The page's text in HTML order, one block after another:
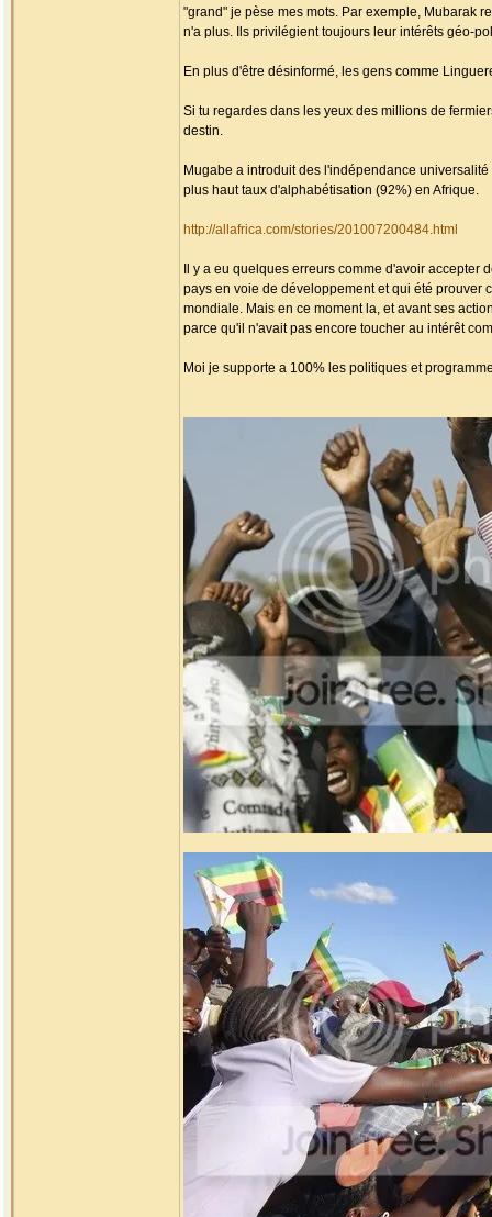
"grand" je pèse mes mots. Par exemple, Mubarak
n'a plus. Ils privilégient toujours leur intérêts géo-
En plus d'être désinformé, les gens comme
Si tu regardes dans les yeux des millions de
destin.
Mugabe a introduit des l'indépendance
plus haut taux d'alphabétisation (92%) en Afrique.
http://allafrica.com/stories/201007200484.html
Il y a eu quelques erreurs comme d'avoir
pays en voie de développement et qui été prouver
mondiale. Mais en ce moment la, et avant ses
parce qu'il n'avait pas encore toucher au intérêt
Moi je supporte a 100% les politiques et